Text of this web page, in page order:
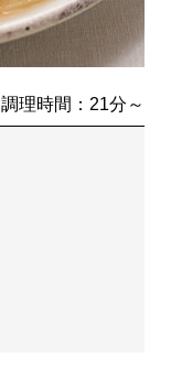
調理時間：21分～